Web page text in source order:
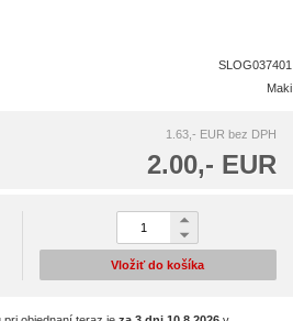
SLOG037401
Maki
1.63,- EUR bez DPH
2.00,- EUR
Vložiť do košíka